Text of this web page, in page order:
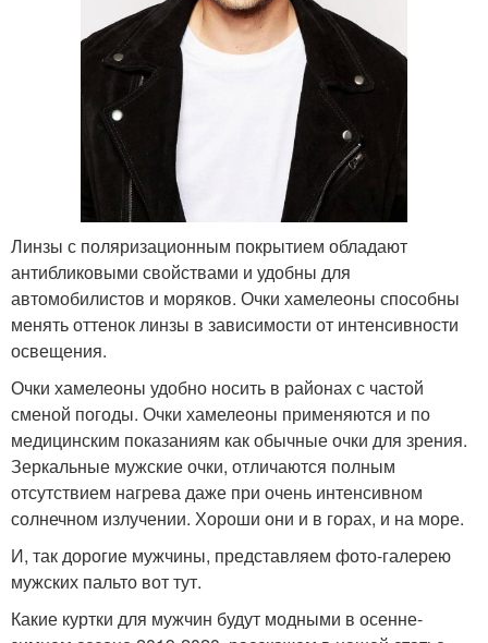
Линзы с поляризационным покрытием обладают
антибликовыми свойствами и удобны для
автомобилистов и моряков. Очки хамелеоны способны
менять оттенок линзы в зависимости от интенсивности
освещения.
Очки хамелеоны удобно носить в районах с частой
сменой погоды. Очки хамелеоны применяются и по
медицинским показаниям как обычные очки для зрения.
Зеркальные мужские очки, отличаются полным
отсутствием нагрева даже при очень интенсивном
солнечном излучении. Хороши они и в горах, и на море.
И, так дорогие мужчины, представляем фото-галерею
мужских пальто вот тут.
Какие куртки для мужчин будут модными в осенне-